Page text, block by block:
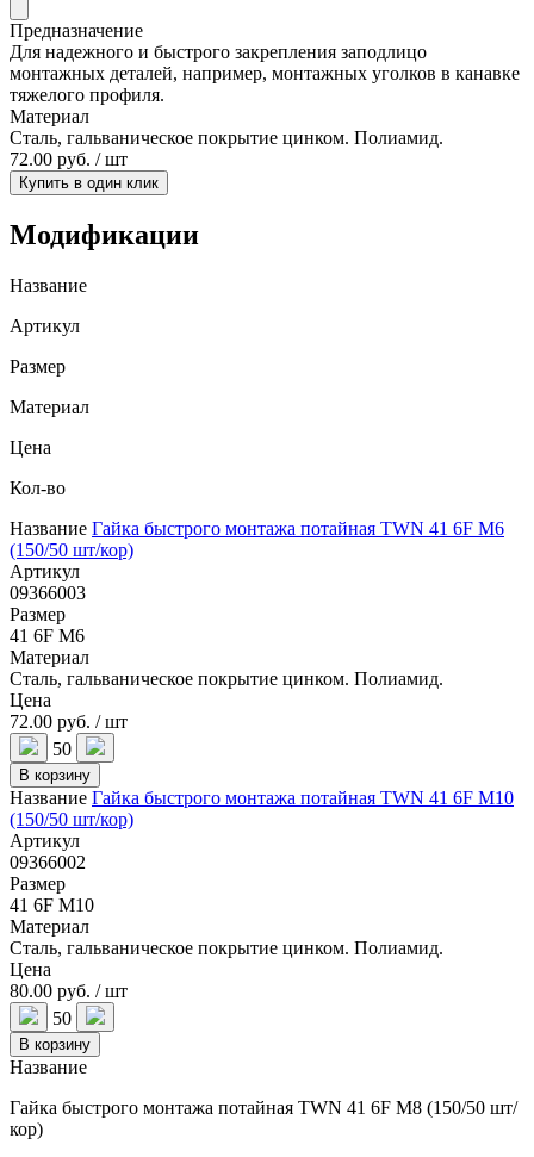
Предназначение
Для надежного и быстрого закрепления заподлицо
монтажных деталей, например, монтажных уголков в канавке
тяжелого профиля.
Материал
Сталь, гальваническое покрытие цинком. Полиамид.
72.00 руб. / шт
Купить в один клик
Модификации
Название
Артикул
Размер
Материал
Цена
Кол-во
Название Гайка быстрого монтажа потайная TWN 41 6F M6
(150/50 шт/кор)
Артикул
09366003
Размер
41 6F M6
Материал
Сталь, гальваническое покрытие цинком. Полиамид.
Цена
72.00 руб. / шт
50
В корзину
Название Гайка быстрого монтажа потайная TWN 41 6F M10
(150/50 шт/кор)
Артикул
09366002
Размер
41 6F M10
Материал
Сталь, гальваническое покрытие цинком. Полиамид.
Цена
80.00 руб. / шт
50
В корзину
Название
Гайка быстрого монтажа потайная TWN 41 6F M8 (150/50 шт/
кор)